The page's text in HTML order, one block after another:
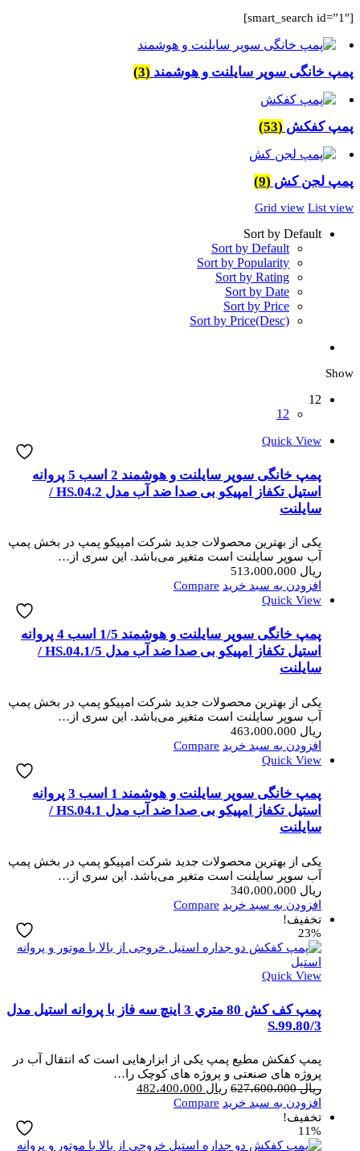
[smart_search id=”1″]
پمپ خانگی سوپر سایلنت و هوشمند (3)
پمپ کفکش (53)
پمپ لجن کش (9)
Grid view List view
Sort by Default
Sort by Default
Sort by Popularity
Sort by Rating
Sort by Date
Sort by Price
Sort by Price(Desc)
Show
12
12
Quick View
پمپ خانگی سوپر سایلنت و هوشمند 2 اسب 5 پروانه
استیل تکفاز امپیکو بی صدا ضد آب مدل HS.04.2 /
سایلنت
یکی از بهترین محصولات جدید شرکت امپیکو پمپ در بخش پمپ
آب سوپر سایلنت است متغیر می‌باشد. این سری از…
ریال
افزودن به سبد خرید Compare
Quick View
پمپ خانگی سوپر سایلنت و هوشمند 1/5 اسب 4 پروانه
استیل تکفاز امپیکو بی صدا ضد آب مدل HS.04.1/5 /
سایلنت
یکی از بهترین محصولات جدید شرکت امپیکو پمپ در بخش پمپ
آب سوپر سایلنت است متغیر می‌باشد. این سری از…
ریال
افزودن به سبد خرید Compare
Quick View
پمپ خانگی سوپر سایلنت و هوشمند 1 اسب 3 پروانه
استیل تکفاز امپیکو بی صدا ضد آب مدل HS.04.1 /
سایلنت
یکی از بهترین محصولات جدید شرکت امپیکو پمپ در بخش پمپ
آب سوپر سایلنت است متغیر می‌باشد. این سری از…
ریال
افزودن به سبد خرید Compare
تخفیف!
23%
Quick View
پمپ کف کش 80 متري 3 اینچ سه فاز با پروانه استیل مدل
3/S.99.80
پمپ کفکش مطیع پمپ یکی از ابزارهایی است که انتقال آب در
پروژه های صنعتی و پروژه های کوچک را…
ریال627،600،000
قیمت
اصلی
ریال
قیمت
افزودن به سبد خرید Compare
تخفیف!
11%